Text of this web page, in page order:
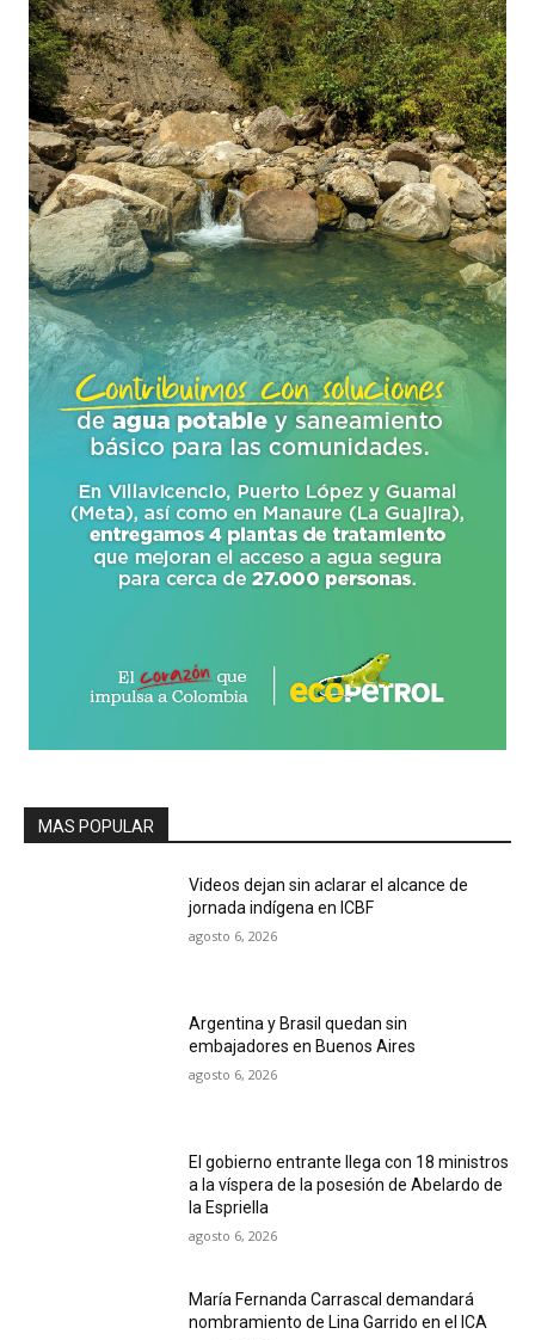
MAS POPULAR
Videos dejan sin aclarar el alcance de
jornada indígena en ICBF
agosto 6, 2026
Argentina y Brasil quedan sin
embajadores en Buenos Aires
agosto 6, 2026
El gobierno entrante llega con 18 ministros
a la víspera de la posesión de Abelardo de
la Espriella
agosto 6, 2026
María Fernanda Carrascal demandará
nombramiento de Lina Garrido en el ICA